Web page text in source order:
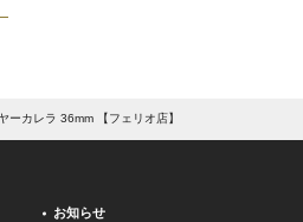
カレラ 36mm 【フェリオ店】
お知らせ